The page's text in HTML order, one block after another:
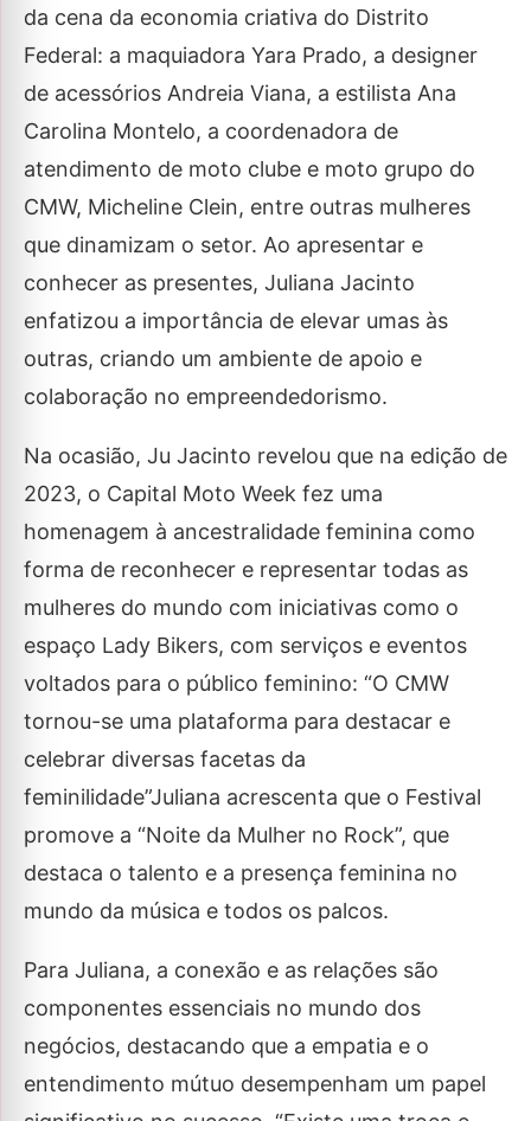
da cena da economia criativa do Distrito
Federal: a maquiadora Yara Prado, a designer
de acessórios Andreia Viana, a estilista Ana
Carolina Montelo, a coordenadora de
atendimento de moto clube e moto grupo do
CMW, Micheline Clein, entre outras mulheres
que dinamizam o setor. Ao apresentar e
conhecer as presentes, Juliana Jacinto
enfatizou a importância de elevar umas às
outras, criando um ambiente de apoio e
colaboração no empreendedorismo.
Na ocasião, Ju Jacinto revelou que na edição de
2023, o Capital Moto Week fez uma
homenagem à ancestralidade feminina como
forma de reconhecer e representar todas as
mulheres do mundo com iniciativas como o
espaço Lady Bikers, com serviços e eventos
voltados para o público feminino: “O CMW
tornou-se uma plataforma para destacar e
celebrar diversas facetas da
feminilidade”Juliana acrescenta que o Festival
promove a “Noite da Mulher no Rock”, que
destaca o talento e a presença feminina no
mundo da música e todos os palcos.
Para Juliana, a conexão e as relações são
componentes essenciais no mundo dos
negócios, destacando que a empatia e o
entendimento mútuo desempenham um papel